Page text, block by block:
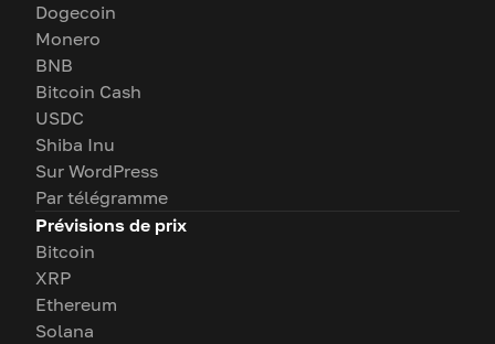
Dogecoin
Monero
BNB
Bitcoin Cash
USDC
Shiba Inu
Sur WordPress
Par télégramme
Prévisions de prix
Bitcoin
XRP
Ethereum
Solana